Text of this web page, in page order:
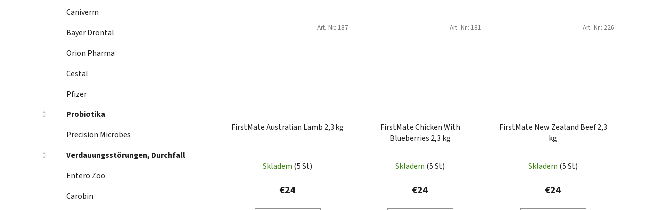
Caniverm
Bayer Drontal
Orion Pharma
Cestal
Pfizer
Probiotika
Precision Microbes
Verdauungsstörungen, Durchfall
Entero Zoo
Carobin
FirstMate Australian Lamb 2,3 kg
Skladem (5 St)
€24
Art.-Nr.: 187
FirstMate Chicken With
Blueberries 2,3 kg
Skladem (5 St)
€24
Art.-Nr.: 181
FirstMate New Zealand Beef 2,3
kg
Skladem (5 St)
€24
Art.-Nr.: 226